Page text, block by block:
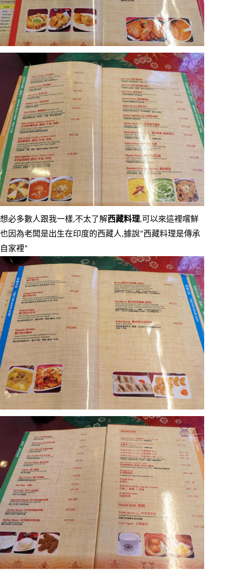
想必多數人跟我一樣,不太了解西藏料理,可以來這裡嚐鮮
也因為老闆是出生在印度的西藏人,據說”西藏料理是傳承
自家裡”